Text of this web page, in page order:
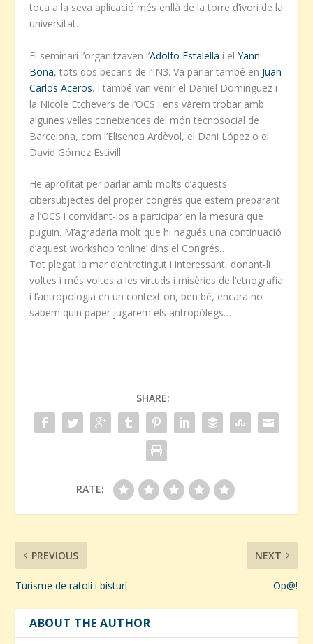
toca a la seva aplicació més enllà de la torre d’ivori de la
universitat.
El seminari l’organitzaven l’Adolfo Estalella i elYann
Bona, tots dos becaris de l’IN3. Va parlar també en Juan
Carlos Aceros. I també van venir el Daniel Domínguez i
la Nicole Etchevers de l’OCS i ens vàrem trobar amb
algunes velles coneixences del món tecnosocial de
Barcelona, com l’Elisenda Ardèvol, el Dani López o el
David Gómez Estivill.
He aprofitat per parlar amb molts d’aquests
cibersubjectes del proper congrés que estem preparant
a l’OCS i convidant-los a participar en la mesura que
puguin. M’agradaria molt que hi hagués una continuació
d’aquest workshop ‘online’ dins el Congrés…
Tot plegat la mar d’entretingut i interessant, donant-li
voltes i més voltes a les virtuds i misèries de l’etnografia
i l’antropologia en un context on, ben bé, encara no
sabem quin paper jugarem els antropòlegs…
SHARE:
RATE:
PREVIOUS
Turisme de ratolí i bisturí
NEXT
Op@!
ABOUT THE AUTHOR